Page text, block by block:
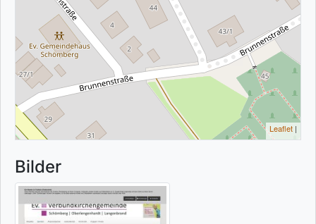
Leaflet |
Bilder